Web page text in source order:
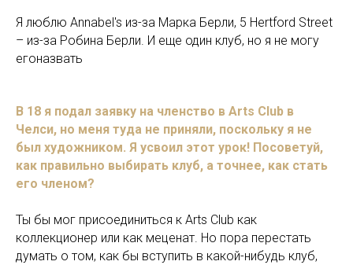
Я люблю Annabel's из-за Марка Берли, 5 Hertford Street
– из-за Робина Берли. И еще один клуб, но я не могу
егоназвать
В 18 я подал заявку на членство в Arts Club в
Челси, но меня туда не приняли, поскольку я не
был художником. Я усвоил этот урок! Посоветуй,
как правильно выбирать клуб, а точнее, как стать
его членом?
Ты бы мог присоединиться к Arts Club как
коллекционер или как меценат. Но пора перестать
думать о том, как бы вступить в какой-нибудь клуб,